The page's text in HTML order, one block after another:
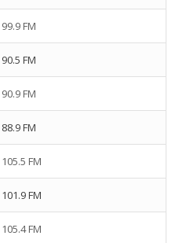
99.9 FM
90.5 FM
90.9 FM
88.9 FM
105.5 FM
101.9 FM
105.4 FM